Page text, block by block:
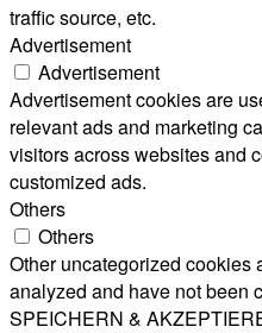
traffic source, etc.
Advertisement
Advertisement
Advertisement cookies are
relevant ads and marketing
visitors across websites and
customized ads.
Others
Others
Other uncategorized cookies
analyzed and have not been
SPEICHERN &